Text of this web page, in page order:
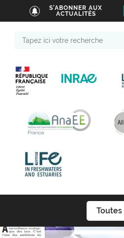
S'ABONNER AUX
ACTUALITÉS